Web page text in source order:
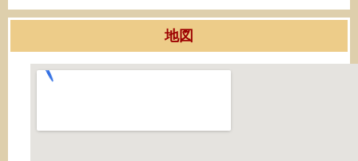
地図